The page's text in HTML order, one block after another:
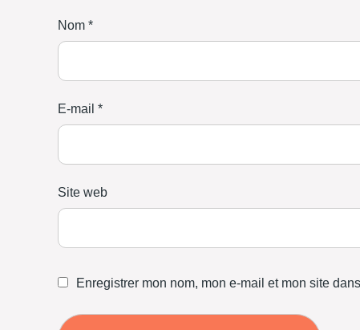
Nom *
E-mail *
Site web
Enregistrer mon nom, mon e-mail et mon site